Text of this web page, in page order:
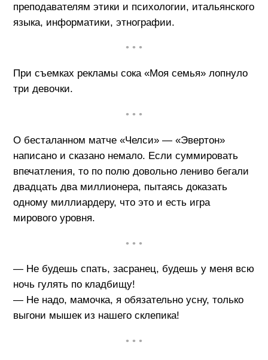
преподавателям этики и психологии, итальянского
языка, информатики, этнографии.
• • •
При съемках рекламы сока «Моя семья» лопнуло
три девочки.
• • •
О бесталанном матче «Челси» — «Эвертон»
написано и сказано немало. Если суммировать
впечатления, то по полю довольно лениво бегали
двадцать два миллионера, пытаясь доказать
одному миллиардеру, что это и есть игра
мирового уровня.
• • •
— Не будешь спать, засранец, будешь у меня всю
ночь гулять по кладбищу!
— Не надо, мамочка, я обязательно усну, только
выгони мышек из нашего склепика!
• • •